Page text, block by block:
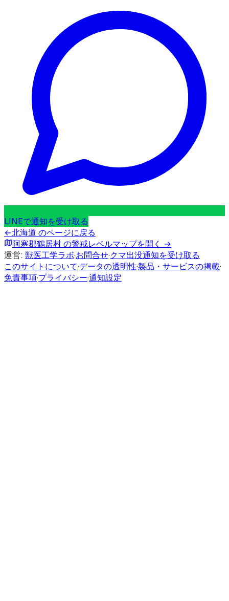
LINEで通知を受け取る
←北海道 のページに戻る
阿寒郡鶴居村の警戒レベルマップを開く →
運営: 獣医工学ラボ·お問合せ·クマ出没通知を受け取る
このサイトについて·データの透明性·製品・サービスの掲載·
免責事項·プライバシー·通知設定